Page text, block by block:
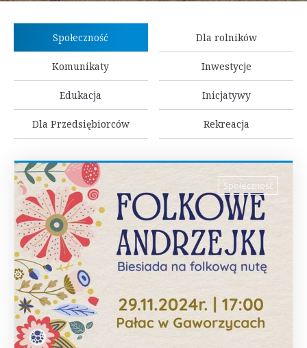
Społeczność Dla rolników
Komunikaty Inwestycje
Edukacja Inicjatywy
Dla Przedsiębiorców Rekreacja
Społeczność